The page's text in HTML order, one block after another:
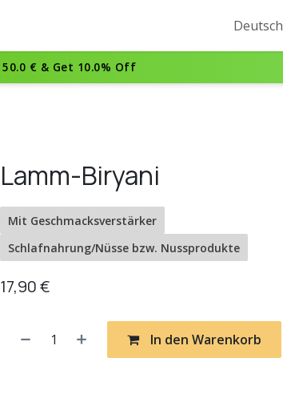
Deutsch
50.0 € & Get 10.0% Off
Lamm-Biryani
Mit Geschmacksverstärker
Schlafnahrung/Nüsse bzw. Nussprodukte
17,90€
In den Warenkorb